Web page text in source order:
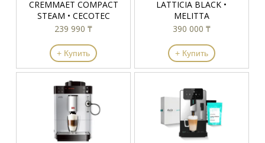
CREMMAET COMPACT
STEAM • CECOTEC
239 990 ₸
+ Купить
LATTICIA BLACK •
MELITTA
390 000 ₸
+ Купить